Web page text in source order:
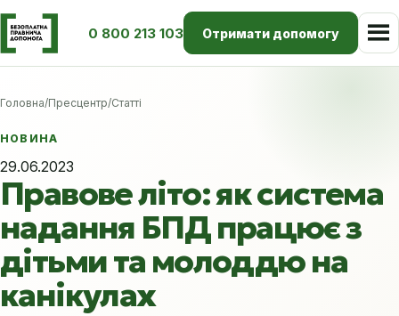
0 800 213 103 Отримати допомогу
Головна/Пресцентр/Статті
НОВИНА
29.06.2023
Правове літо: як система
надання БПД працює з
дітьми та молоддю на
канікулах